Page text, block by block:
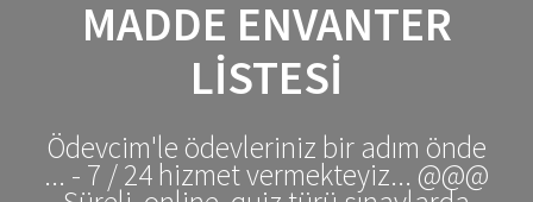
MADDE ENVANTER
LİSTESİ
Ödevcim'le ödevleriniz bir adım önde
... - 7 / 24 hizmet vermekteyiz... @@@